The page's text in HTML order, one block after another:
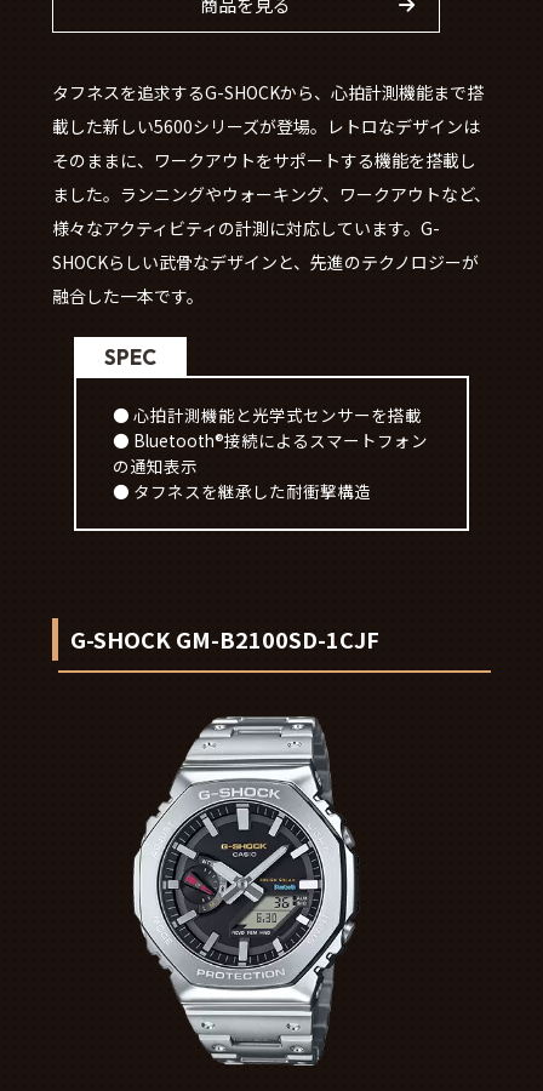
タフネスを追求するG-SHOCKから、心拍計測機能まで搭
載した新しい5600シリーズが登場。レトロなデザインは
そのままに、ワークアウトをサポートする機能を搭載し
ました。ランニングやウォーキング、ワークアウトなど、
様々なアクティビティの計測に対応しています。G-
SHOCKらしい武骨なデザインと、先進のテクノロジーが
融合した一本です。
SPEC
● 心拍計測機能と光学式センサーを搭載
● Bluetooth®接続によるスマートフォン
の通知表示
● タフネスを継承した耐衝撃構造
G-SHOCK GM-B2100SD-1CJF